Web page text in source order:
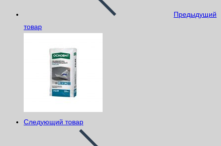
Предыдущий
товар
Следующий товар